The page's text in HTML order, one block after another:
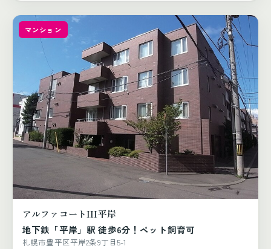
マンション
アルファコートIII平岸
地下鉄「平岸」駅 徒歩6分！ペット飼育可
札幌市豊平区平岸2条9丁目5-1